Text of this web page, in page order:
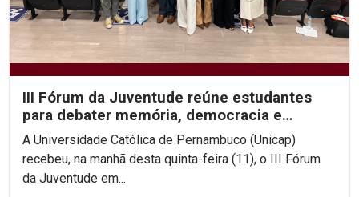
III Fórum da Juventude reúne estudantes
para debater memória, democracia e
direitos humanos na...
A Universidade Católica de Pernambuco (Unicap)
recebeu, na manhã desta quinta-feira (11), o III Fórum
da Juventude em...